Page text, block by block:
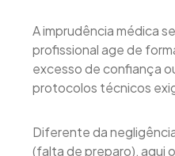
A imprudência médica
profissional age de
excesso de confiança
protocolos técnicos
Diferente da
(falta de preparo), aqui